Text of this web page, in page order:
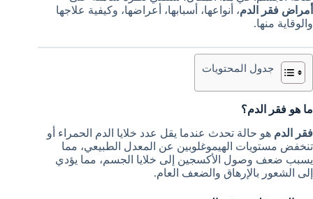
أمراض فقر الدم، أنواعها، أسبابها، أعراضها، وكيفية علاجها
والوقاية منها.
جدول المحتويات
ما هو فقر الدم؟
فقر الدم هو حالة تحدث عندما يقل عدد خلايا الدم الحمراء أو
تنخفض مستويات الهيموغلوبين عن المعدل الطبيعي، مما
يسبب ضعف وصول الأكسجين إلى خلايا الجسم، مما يؤدي
إلى الشعور بالإرهاق والضعف العام.